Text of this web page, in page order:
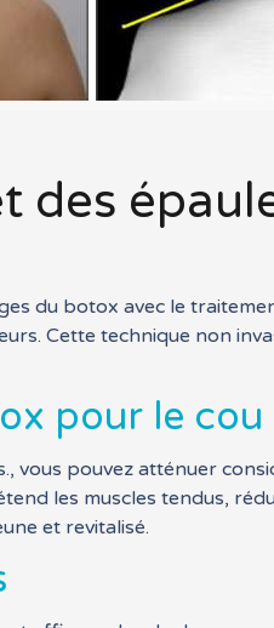
des
du botox avec le
Cette technique non
pour le
vous pouvez atténuer
les muscles tendus,
et revitalisé.